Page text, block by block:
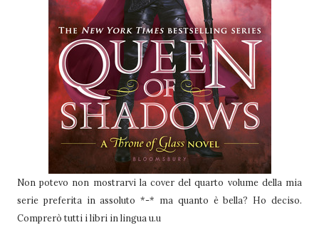
Non potevo non mostrarvi la cover del quarto volume della mia
serie preferita in assoluto *-* ma quanto è bella? Ho deciso.
Comprerò tutti i libri in lingua u.u